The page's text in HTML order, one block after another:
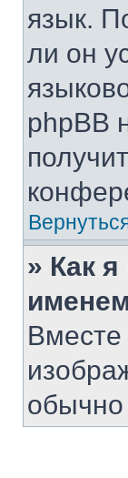
язык.
ли он
phpBB
» Как
Вместе
обычно